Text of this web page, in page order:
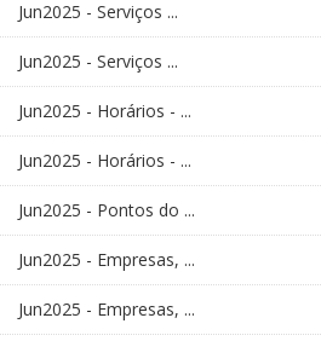
Jun2025 - Serviços ...
Jun2025 - Serviços ...
Jun2025 - Horários - ...
Jun2025 - Horários - ...
Jun2025 - Pontos do ...
Jun2025 - Empresas, ...
Jun2025 - Empresas, ...